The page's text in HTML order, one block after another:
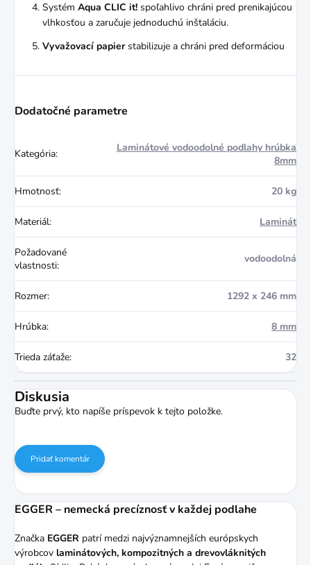
Systém Aqua CLIC it! spoľahlivo chráni pred prenikajúcou
vlhkosťou a zaručuje jednoduchú inštaláciu.
Vyvažovací papier stabilizuje a chráni pred deformáciou
Dodatočné parametre
Kategória:
Laminátové vodoodolné podlahy hrúbka
8mm
Hmotnosť: 20 kg
Materiál: Laminát
Požadované
vlastnosti:
vodoodolná
Rozmer: 1292 x 246 mm
Hrúbka: 8 mm
Trieda záťaže: 32
Diskusia
Buďte prvý, kto napíše príspevok k tejto položke.
Pridať komentár
EGGER – nemecká precíznosť v každej podlahe
Značka EGGER patrí medzi najvýznamnejších európskych
výrobcov laminátových, kompozitných a drevovláknitých